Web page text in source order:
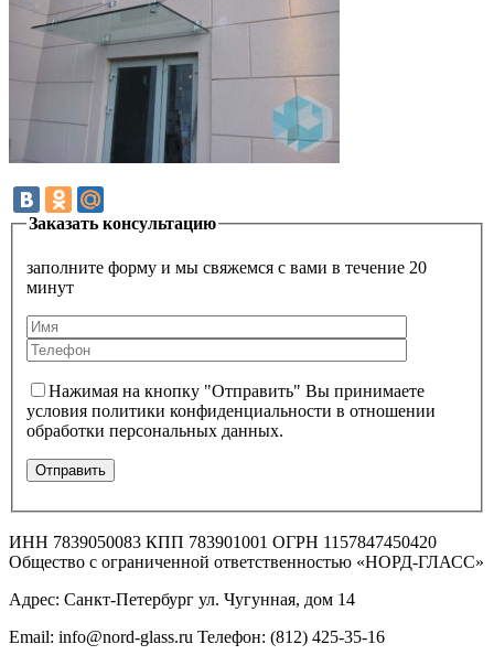
Заказать консультацию
заполните форму и мы свяжемся с вами в течение 20
минут
Нажимая на кнопку "Отправить" Вы принимаете
условия политики конфиденциальности в отношении
обработки персональных данных.
ИНН 7839050083 КПП 783901001 ОГРН 1157847450420
Общество с ограниченной ответственностью «НОРД-ГЛАСС»
Адрес: Санкт-Петербург ул. Чугунная, дом 14
Email: info@nord-glass.ru Телефон: (812) 425-35-16